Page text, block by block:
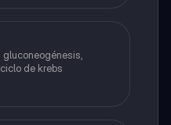
gluconeogénesis,
de krebs